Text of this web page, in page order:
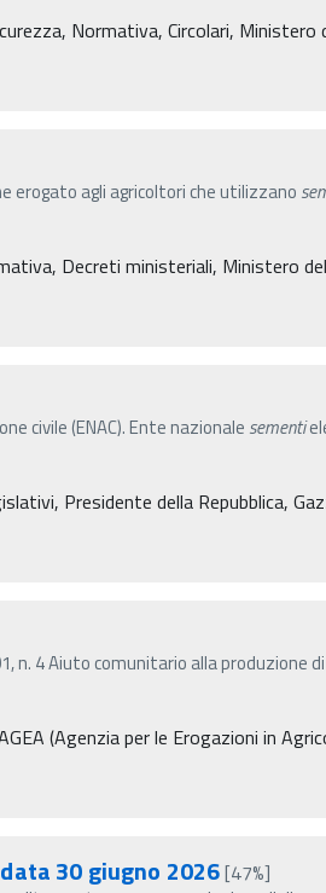
Normativa, Circolari,
erogato agli agricoltori che utilizzano
Decreti ministeriali, Ministero
civile (ENAC). Ente nazionale sementi
Presidente della Repubblica,
n. 4 Aiuto comunitario alla produzione di
(Agenzia per le Erogazioni in
30 giugno 2026[47%]